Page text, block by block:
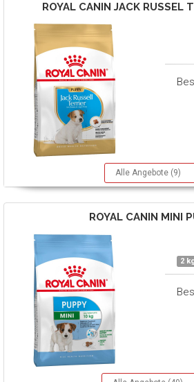
ROYAL CANIN JACK RUSSEL
Alle Angebote (9)
ROYAL CANIN MINI
2